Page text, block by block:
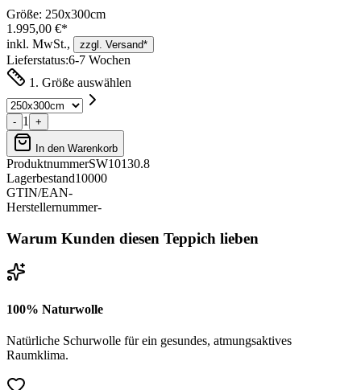
Größe: 250x300cm
1.995,00 €*
inkl. MwSt.,
zzgl. Versand*
Lieferstatus:6-7 Wochen
1. Größe auswählen
- 1 +
In den Warenkorb
ProduktnummerSW10130.8
Lagerbestand10000
GTIN/EAN-
Herstellernummer-
Warum Kunden diesen Teppich lieben
100% Naturwolle
Natürliche Schurwolle für ein gesundes, atmungsaktives
Raumklima.